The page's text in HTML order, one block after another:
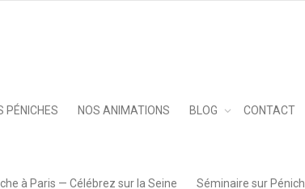
PÉNICHES NOS ANIMATIONS BLOG CONTACT
à Paris — Célébrez sur la Seine Séminaire sur